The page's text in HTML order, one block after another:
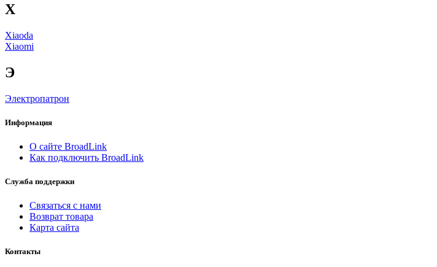
X
Xiaoda
Xiaomi
Э
Электропатрон
Информация
О сайте BroadLink
Как подключить BroadLink
Служба поддержки
Связаться с нами
Возврат товара
Карта сайта
Контакты